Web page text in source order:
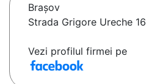
Braşov
Strada Grigore Ureche 16
Vezi profilul firmei pe